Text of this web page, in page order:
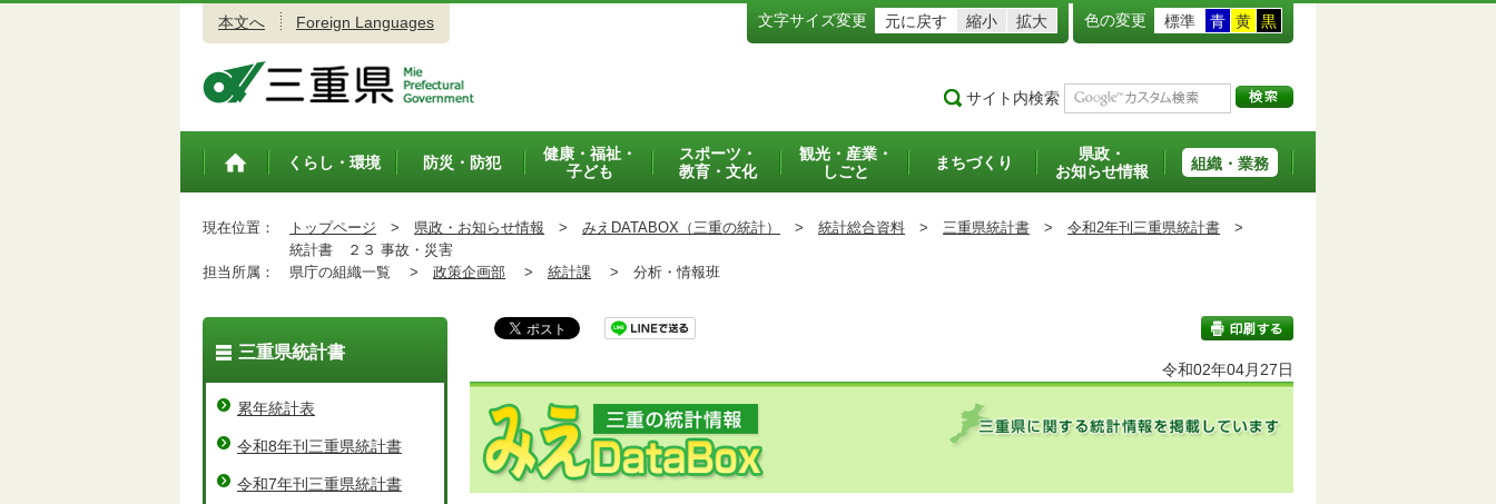
本文へ Foreign Languages 文字サイズ変更 元に戻す 縮小 拡大 色の変更 標準 青 黄 黒
サイト内検索
トップペ
くらし・環境 防災・防犯
健康・福祉・
子ども
スポーツ・
教育・文化
観光・産業・
しごと
まちづくり
県政・
お知らせ情報
組織・業務
現在位置： トップページ > 県政・お知らせ情報 > みえDATABOX（三重の統計） > 統計総合資料 > 三重県統計書 > 令和2年刊三重県統計書 >
統計書 ２３ 事故・災害
担当所属：
県庁の組織一覧 > 政策企画部 > 統計課 > 分析・情報班
印刷する
令和02年04月27日
三重県統計書
累年統計表
令和8年刊三重県統計書
令和7年刊三重県統計書